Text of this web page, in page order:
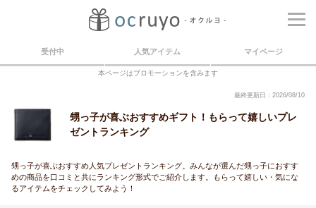
受付中 人気アイテム マイページ
本ページはプロモーションを含みます
最終更新日：2026/08/10
甥っ子が喜ぶおすすめギフト！もらって嬉しいプレ
ゼントランキング
甥っ子が喜ぶおすすめ人気プレゼントランキング。みんなが選んだ甥っ子におすす
めの商品を口コミと共にランキング形式でご紹介します。もらって嬉しい・気にな
るアイテムをチェックしてみよう！